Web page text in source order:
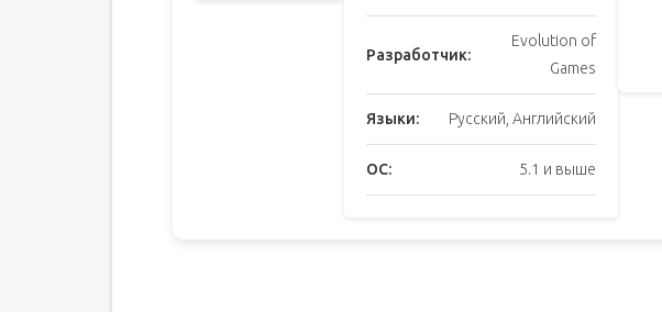
Разработчик:
Evolution of
Games
Языки: Русский, Английский
ОС: 5.1 и выше